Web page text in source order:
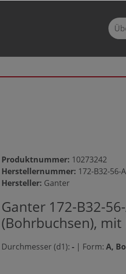
Produktnummer: 10273242
Herstellernummer: 172-B32-56-A
Hersteller: Ganter
Ganter 172-B32-
(Bohrbuchsen), mit
Durchmesser (d1): - | Form: A,